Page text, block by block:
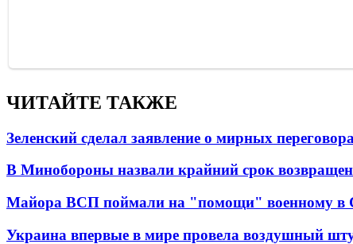
ЧИТАЙТЕ ТАКЖЕ
Зеленский сделал заявление о мирных
В Минобороны назвали крайний срок
Майора ВСП поймали на "помощи" военному
Украина впервые в мире провела воздушный